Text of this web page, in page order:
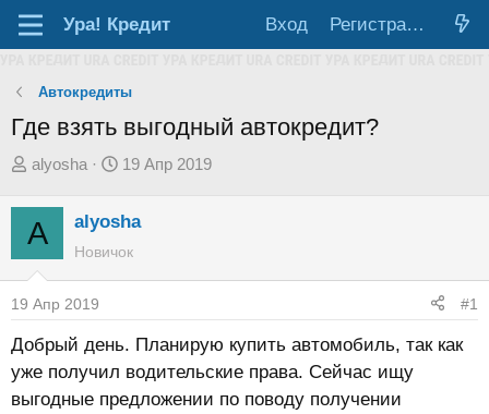
Ура! Кредит Вход Регистрация
Автокредиты
Где взять выгодный автокредит?
А
о
е
м
ы
alyosha
Д
т
ч
а
л
а
19 Апр 2019
A alyosha
Новичок
19 Апр 2019 #1
Добрый день. Планирую купить автомобиль, так как
уже получил водительские права. Сейчас ищу
выгодные предложении по поводу получении